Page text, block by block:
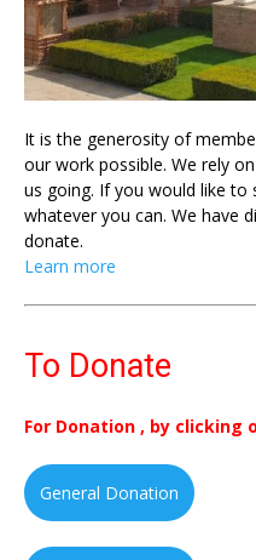
It is the generosity of
our work possible. We rely
us going. If you would like
whatever you can. We have
donate.
Learn more
To Donate
For Donation , by clicking
General Donation